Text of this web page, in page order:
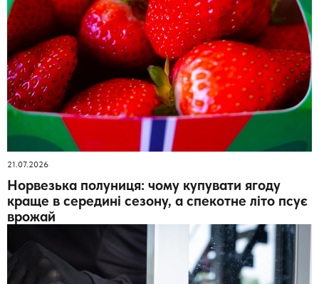
21.07.2026
Норвезька полуниця: чому купувати ягоду
краще в середині сезону, а спекотне літо псує
врожай